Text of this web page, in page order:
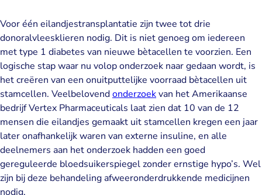
Voor één eilandjestransplantatie zijn twee tot drie
donoralvleesklieren nodig. Dit is niet genoeg om iedereen
met type 1 diabetes van nieuwe bètacellen te voorzien. Een
logische stap waar nu volop onderzoek naar gedaan wordt, is
het creëren van een onuitputtelijke voorraad bètacellen uit
stamcellen. Veelbelovendonderzoekvan het Amerikaanse
bedrijf Vertex Pharmaceuticals laat zien dat 10 van de 12
mensen die eilandjes gemaakt uit stamcellen kregen een jaar
later onafhankelijk waren van externe insuline, en alle
deelnemers aan het onderzoek hadden een goed
gereguleerde bloedsuikerspiegel zonder ernstige hypo’s. Wel
zijn bij deze behandeling afweeronderdrukkende medicijnen
nodig.